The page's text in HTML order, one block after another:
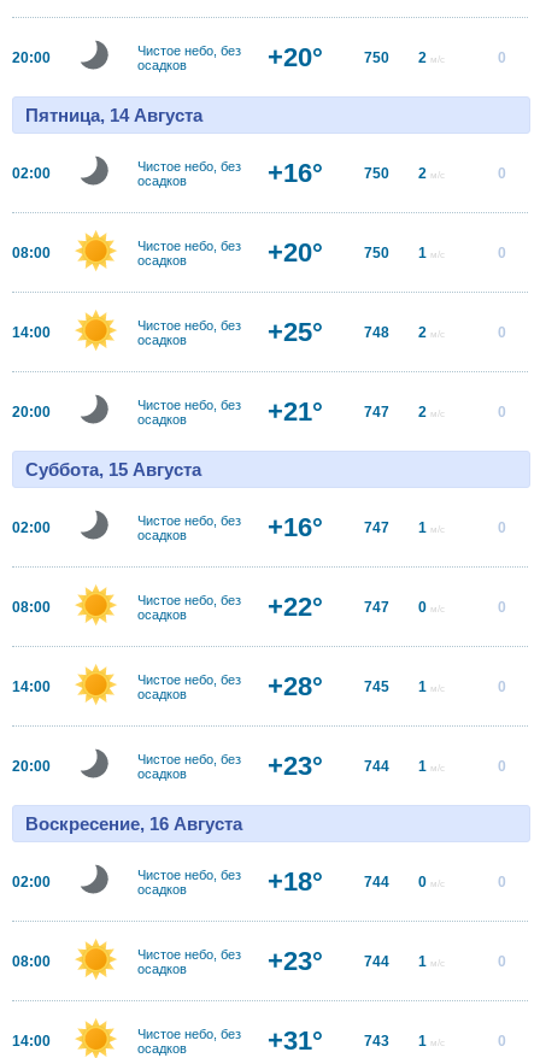
20:00
Чистое небо, без
осадков
+20° 750 2 м/с 0
Пятница, 14 Августа
02:00
Чистое небо, без
осадков
+16° 750 2 м/с 0
08:00
Чистое небо, без
осадков
+20° 750 1 м/с 0
14:00
Чистое небо, без
осадков
+25° 748 2 м/с 0
20:00
Чистое небо, без
осадков
+21° 747 2 м/с 0
Суббота, 15 Августа
02:00
Чистое небо, без
осадков
+16° 747 1 м/с 0
08:00
Чистое небо, без
осадков
+22° 747 0 м/с 0
14:00
Чистое небо, без
осадков
+28° 745 1 м/с 0
20:00
Чистое небо, без
осадков
+23° 744 1 м/с 0
Воскресение, 16 Августа
02:00
Чистое небо, без
осадков
+18° 744 0 м/с 0
08:00
Чистое небо, без
осадков
+23° 744 1 м/с 0
14:00
Чистое небо, без
осадков
+31° 743 1 м/с 0